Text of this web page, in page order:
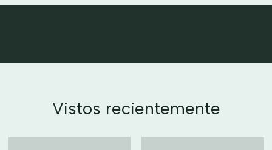
Vistos recientemente